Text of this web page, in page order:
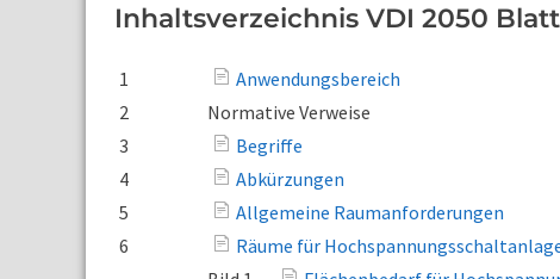
Inhaltsverzeichnis VDI 2050
1
Anwendungsbereich
2
Normative Verweise
3
Begriffe
4
Abkürzungen
5
Allgemeine Raumanforderungen
6
Räume für